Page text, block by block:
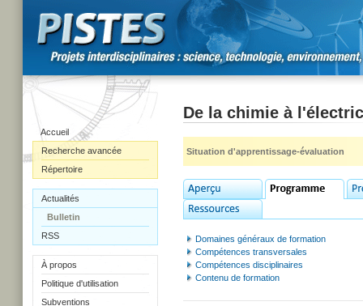
Accueil
Recherche avancée
Répertoire
Actualités
Bulletin
RSS
À propos
Politique d'utilisation
Subventions
De la chimie à
Situation d'apprentissage-évaluation
Domaines généraux de formation
Compétences transversales
Compétences disciplinaires
Contenu de formation